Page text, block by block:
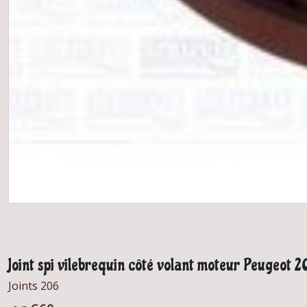
Joint spi vilebrequin côté volant moteur Peugeot
Joints 206